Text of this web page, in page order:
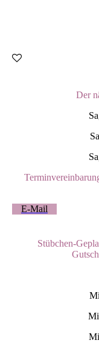
Der
E-Mail
Stübchen-